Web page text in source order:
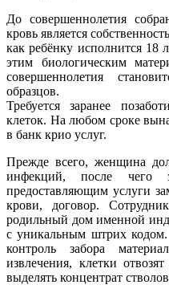
До совершеннолетия
кровь является
как ребёнку исполнится 18
этим биологическим
совершеннолетия
образцов.
Требуется заранее
клеток. На любом сроке
в банк крио услуг.
Прежде всего, женщина
инфекций, после чего
предоставляющим услуги
крови, договор.
родильный дом именной
с уникальным штрих
контроль забора
извлечения, клетки
выделять концентрат